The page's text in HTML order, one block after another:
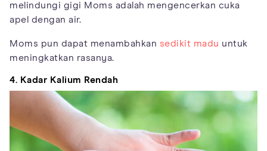
melindungi gigi Moms adalah mengencerkan cuka
apel dengan air.
Moms pun dapat menambahkan sedikit madu untuk
meningkatkan rasanya.
4. Kadar Kalium Rendah